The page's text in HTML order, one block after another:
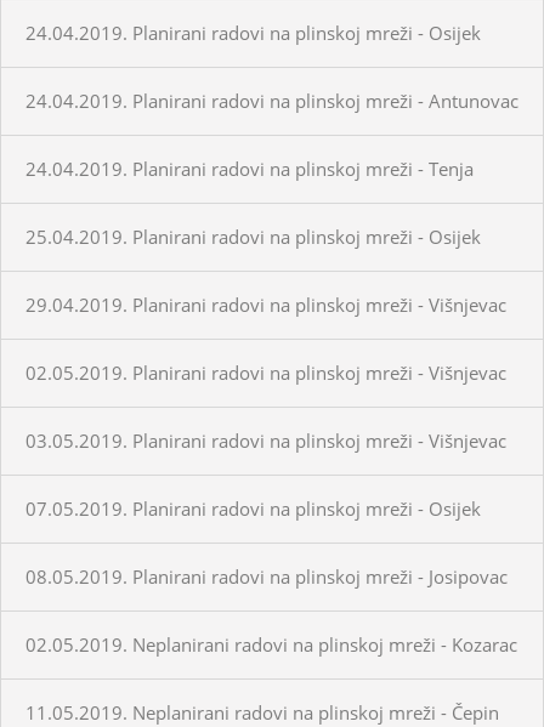
24.04.2019. Planirani radovi na plinskoj mreži - Osijek
24.04.2019. Planirani radovi na plinskoj mreži - Antunovac
24.04.2019. Planirani radovi na plinskoj mreži - Tenja
25.04.2019. Planirani radovi na plinskoj mreži - Osijek
29.04.2019. Planirani radovi na plinskoj mreži - Višnjevac
02.05.2019. Planirani radovi na plinskoj mreži - Višnjevac
03.05.2019. Planirani radovi na plinskoj mreži - Višnjevac
07.05.2019. Planirani radovi na plinskoj mreži - Osijek
08.05.2019. Planirani radovi na plinskoj mreži - Josipovac
02.05.2019. Neplanirani radovi na plinskoj mreži - Kozarac
11.05.2019. Neplanirani radovi na plinskoj mreži - Čepin